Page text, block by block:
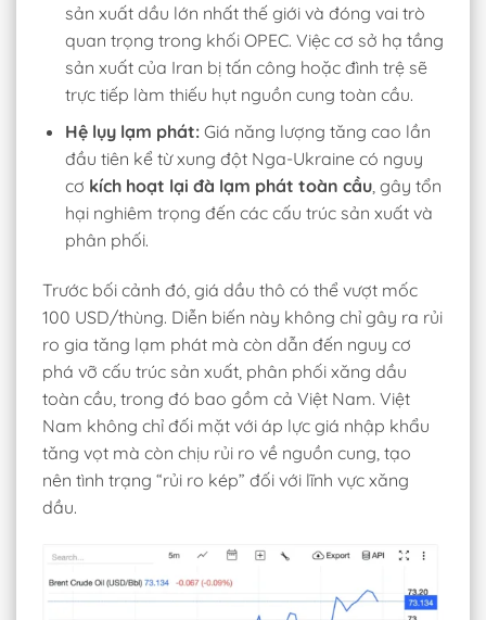
sản xuất dầu lớn nhất thế giới và đóng vai trò
quan trọng trong khối OPEC. Việc cơ sở hạ tầng
sản xuất của Iran bị tấn công hoặc đình trệ sẽ
trực tiếp làm thiếu hụt nguồn cung toàn cầu.
Hệ lụy lạm phát:Giá năng lượng tăng cao lần
đầu tiên kể từ xung đột Nga-Ukraine có nguy
cơ kích hoạt lại đà lạm phát toàn cầu, gây tổn
hại nghiêm trọng đến các cấu trúc sản xuất và
phân phối.
Trước bối cảnh đó, giá dầu thô có thể vượt mốc
100 USD/thùng. Diễn biến này không chỉ gây ra rủi
ro gia tăng lạm phát mà còn dẫn đến nguy cơ
phá vỡ cấu trúc sản xuất, phân phối xăng dầu
toàn cầu, trong đó bao gồm cả Việt Nam. Việt
Nam không chỉ đối mặt với áp lực giá nhập khẩu
tăng vọt mà còn chịu rủi ro về nguồn cung, tạo
nên tình trạng “rủi ro kép” đối với lĩnh vực xăng
dầu.